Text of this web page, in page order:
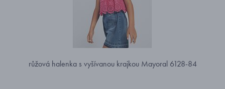
růžová halenka s vyšívanou krajkou Mayoral 6128-84